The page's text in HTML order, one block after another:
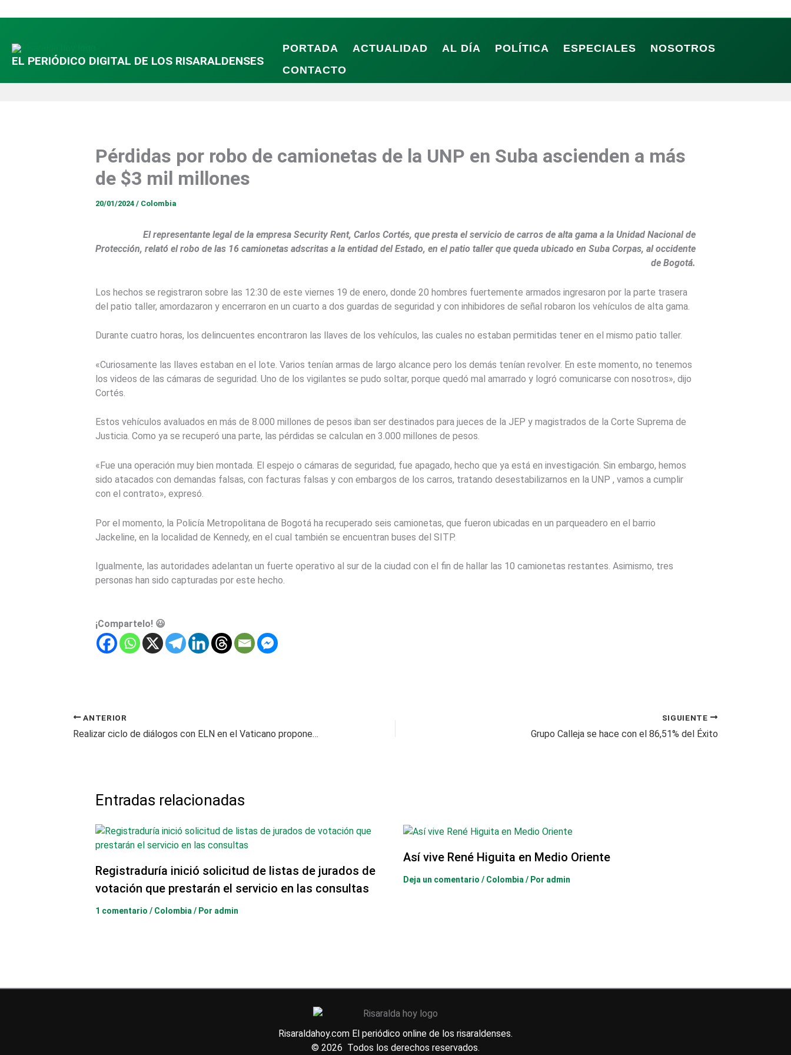
al
EL PERIÓDICO DIGITAL DE LOS RISARALDENSES
PORTADA ACTUALIDAD AL DÍA POLÍTICA ESPECIALES
NOSOTROS
CONTACTO
Pérdidas por robo de camionetas de la UNP en Suba ascienden a más
de $3 mil millones
20/01/2024 / Colombia
El representante legal de la empresa Security Rent, Carlos Cortés, que presta el servicio de carros de alta gama a la Unidad Nacional de
Protección, relató el robo de las 16 camionetas adscritas a la entidad del Estado, en el patio taller que queda ubicado en Suba Corpas, al occidente
de Bogotá.
Los hechos se registraron sobre las 12:30 de este viernes 19 de enero, donde 20 hombres fuertemente armados ingresaron por la parte trasera
del patio taller, amordazaron y encerraron en un cuarto a dos guardas de seguridad y con inhibidores de señal robaron los vehículos de alta gama.
Durante cuatro horas, los delincuentes encontraron las llaves de los vehículos, las cuales no estaban permitidas tener en el mismo patio taller.
«Curiosamente las llaves estaban en el lote. Varios tenían armas de largo alcance pero los demás tenían revolver. En este momento, no tenemos
los videos de las cámaras de seguridad. Uno de los vigilantes se pudo soltar, porque quedó mal amarrado y logró comunicarse con nosotros», dijo
Cortés.
Estos vehículos avaluados en más de 8.000 millones de pesos iban ser destinados para jueces de la JEP y magistrados de la Corte Suprema de
Justicia. Como ya se recuperó una parte, las pérdidas se calculan en 3.000 millones de pesos.
«Fue una operación muy bien montada. El espejo o cámaras de seguridad, fue apagado, hecho que ya está en investigación. Sin embargo, hemos
sido atacados con demandas falsas, con facturas falsas y con embargos de los carros, tratando desestabilizarnos en la UNP , vamos a cumplir
con el contrato», expresó.
Por el momento, la Policía Metropolitana de Bogotá ha recuperado seis camionetas, que fueron ubicadas en un parqueadero en el barrio
Jackeline, en la localidad de Kennedy, en el cual también se encuentran buses del SITP.
Igualmente, las autoridades adelantan un fuerte operativo al sur de la ciudad con el fin de hallar las 10 camionetas restantes. Asimismo, tres
personas han sido capturadas por este hecho.
¡Compartelo! 😃
ANTERIOR
Realizar ciclo de diálogos con ELN en el Vaticano propone Petro
SIGUIENTE
Grupo Calleja se hace con el 86,51% del Éxito
Entradas relacionadas
Registraduría inició solicitud de listas de jurados de
votación que prestarán el servicio en las consultas
1 comentario / Colombia/ Por admin
Así vive René Higuita en Medio Oriente
Deja un comentario / Colombia / Por admin
Risaraldahoy.com El periódico online de los risaraldenses.
© 2026 Todos los derechos reservados.